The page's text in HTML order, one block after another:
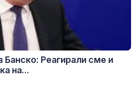
Банско: Реагирали сме и
на...